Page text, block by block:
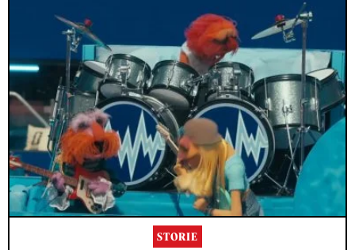
STORIE